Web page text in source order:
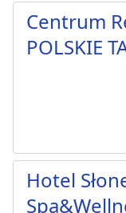
Centrum
POLSKIE
Hotel